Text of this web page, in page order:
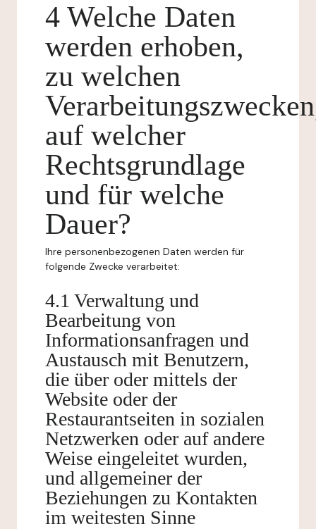
4 Welche Daten
werden erhoben,
zu welchen
auf welcher
Rechtsgrundlage
und für welche
Dauer?
Ihre personenbezogenen Daten werden für
folgende Zwecke verarbeitet:
4.1 Verwaltung und
Bearbeitung von
Informationsanfragen und
Austausch mit Benutzern,
die über oder mittels der
Website oder der
Restaurantseiten in sozialen
Netzwerken oder auf andere
Weise eingeleitet wurden,
und allgemeiner der
Beziehungen zu Kontakten
im weitesten Sinne